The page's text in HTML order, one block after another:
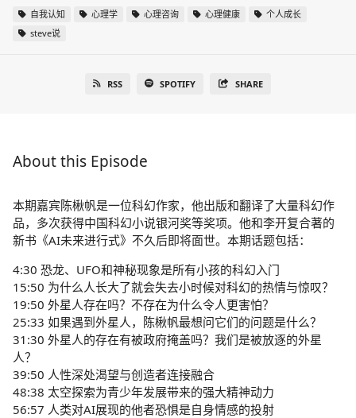
自我认知 心理学 心理咨询 心理健康
个人成长
steve说
RSS SPOTIFY SHARE
About this Episode
本期嘉宾陈楸帆是一位科幻作家，他出版和翻译了大量科幻作
品，多次获得中国科幻小说银河奖等奖项。他和李开复合著的
新书《AI未来进行式》不久后即将面世。本期话题包括：
4:30 恐龙、UFO和神秘现象是所有小孩的科幻入门
15:50 为什么人长大了就会失去小时候对科幻的热情与惊叹？
19:50 外星人存在吗？不存在为什么令人更害怕？
25:33 如果遇到外星人，陈楸帆最想问它们的问题是什么？
31:30 外星人的存在有被政府掩盖吗？我们是被放逐的外星
人？
39:50 人性深处渴望与创造者连接融合
48:38 太空探索为青少年发展带来的强大精神动力
56:57 人类对AI展现的他者恐惧是自身情感的投射